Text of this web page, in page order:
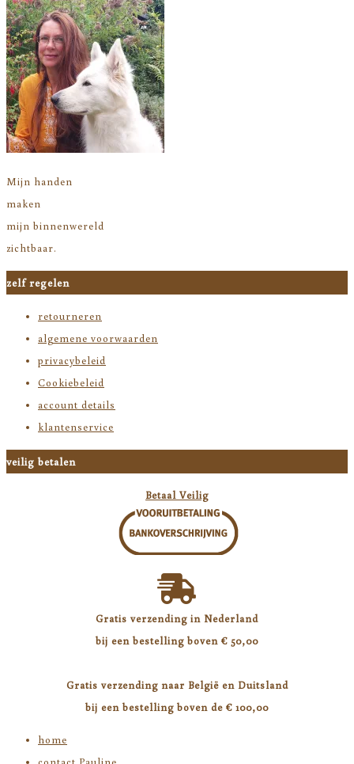
Mijn handen
maken
mijn binnenwereld
zichtbaar.
zelf regelen
retourneren
algemene voorwaarden
privacybeleid
Cookiebeleid
account details
klantenservice
veilig betalen
Betaal Veilig
Gratis verzending in Nederland
bij een bestelling boven € 50,00
Gratis verzending naar België en Duitsland
bij een bestelling boven de € 100,00
home